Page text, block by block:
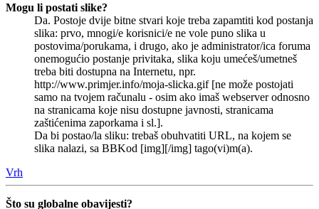
Mogu li postati slike?
Da. Postoje dvije bitne stvari koje treba zapamtiti kod postanja
slika: prvo, mnogi/e korisnici/e ne vole puno slika u
postovima/porukama, i drugo, ako je administrator/ica foruma
onemogućio postanje privitaka, slika koju umećeš/umetneš
treba biti dostupna na Internetu, npr.
http://www.primjer.info/moja-slicka.gif [ne može postojati
samo na tvojem računalu - osim ako imaš webserver odnosno
na stranicama koje nisu dostupne javnosti, stranicama
zaštićenima zaporkama i sl.].
Da bi postao/la sliku: trebaš obuhvatiti URL, na kojem se
slika nalazi, sa BBKod [img][/img] tago(vi)m(a).
Vrh
Što su globalne obavijesti?